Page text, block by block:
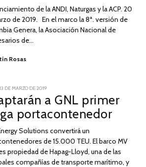
de la ANDI, Naturgas y la ACP. 20
de 2019. En el marco la 8ª. versión de
Genera, la Asociación Nacional de
de…
Rosas
POSTED
13 DE MARZO DE 2019
ABRIL
DE
2019
a GNL primer
portacontenedor
Solutions convertirá un
de 15.000 TEU. El barco MV
es propiedad de Hapag-Lloyd, una de las
compañías de transporte marítimo, y